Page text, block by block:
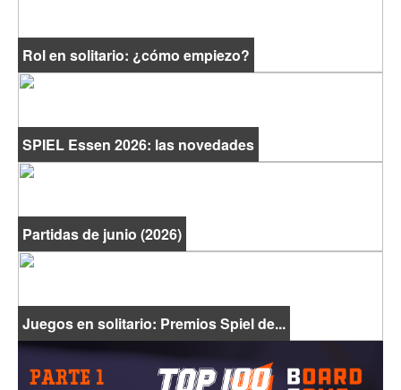
Rol en solitario: ¿cómo empiezo?
SPIEL Essen 2026: las novedades
Partidas de junio (2026)
Juegos en solitario: Premios Spiel de...